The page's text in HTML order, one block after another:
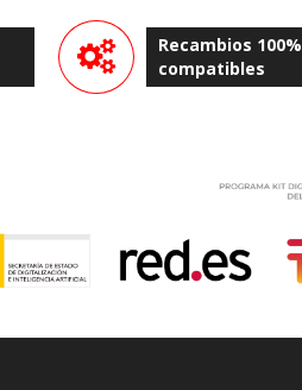
Recambios 100%
compatibles